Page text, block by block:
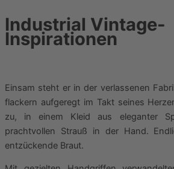
Industrial Vintage-
Inspirationen
Einsam steht er in der verlassenen
flackern aufgeregt im Takt seines
zu, in einem Kleid aus eleganter
prachtvollen Strauß in der Hand.
entzückende Braut.